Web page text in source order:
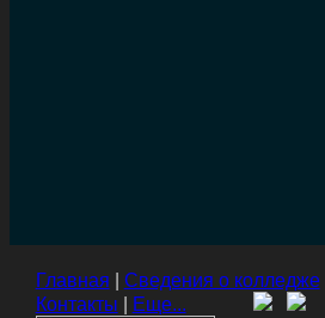
Главная Сведения о колледже|
Контакты
Еще...